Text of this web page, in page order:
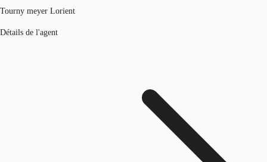
Tourny meyer Lorient
Détails de l'agent